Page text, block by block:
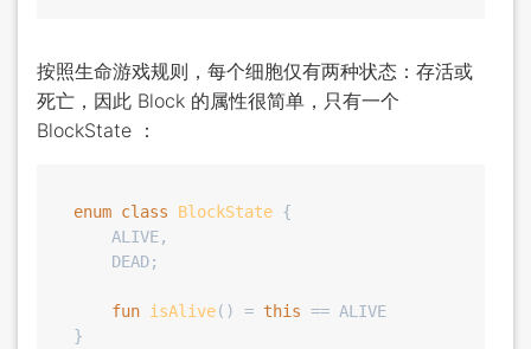
按照生命游戏规则，每个细胞仅有两种状态：存活或
死亡，因此 Block 的属性很简单，只有一个
BlockState ：
enum class BlockState {
    ALIVE,
    DEAD;
fun isAlive() = this == ALIVE